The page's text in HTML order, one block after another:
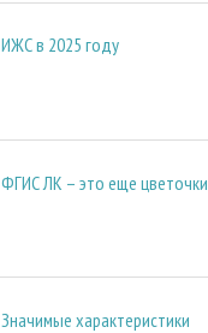
ИЖС в 2025 году
ФГИС ЛК – это еще цветочки
Значимые характеристики